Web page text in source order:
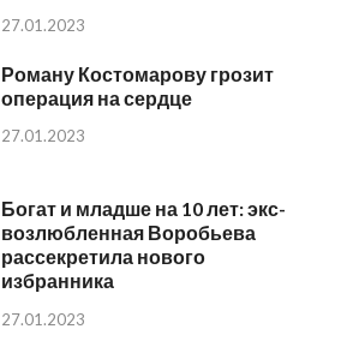
27.01.2023
Роману Костомарову грозит
операция на сердце
27.01.2023
Богат и младше на 10 лет: экс-
возлюбленная Воробьева
рассекретила нового
избранника
27.01.2023